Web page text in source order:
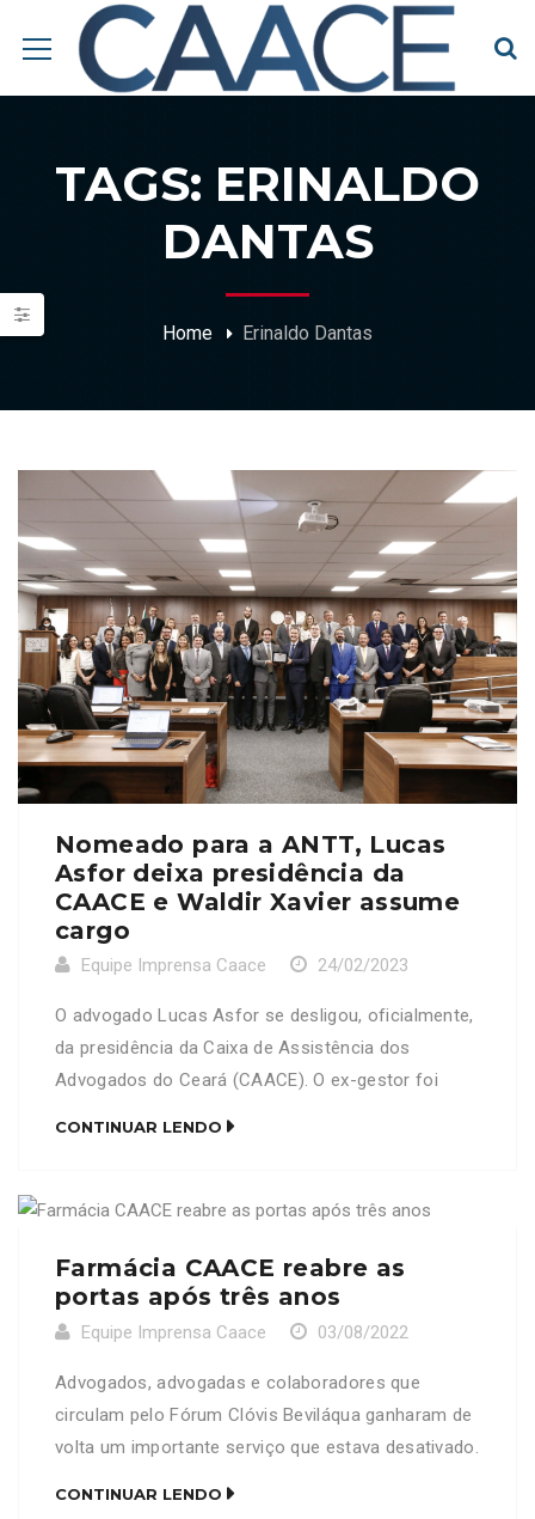
TAGS: ERINALDO
DANTAS
Home Erinaldo Dantas
Nomeado para a ANTT, Lucas
Asfor deixa presidência da
CAACE e Waldir Xavier assume
cargo
Equipe Imprensa Caace 24/02/2023
O advogado Lucas Asfor se desligou, oficialmente,
da presidência da Caixa de Assistência dos
Advogados do Ceará (CAACE). O ex-gestor foi
o vice-presidente da Instituição, Waldir Xavier. A
CONTINUAR LENDO
Farmácia CAACE reabre as
portas após três anos
Equipe Imprensa Caace 03/08/2022
Advogados, advogadas e colaboradores que
circulam pelo Fórum Clóvis Beviláqua ganharam de
volta um importante serviço que estava desativado.
CONTINUAR LENDO